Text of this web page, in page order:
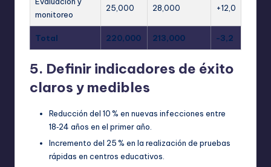
monitoreo
25,000 28,000 +12,0
Total 220,000 213,000 -3,2
5. Definir indicadores de éxito
claros y medibles
Reducción del 10 % en nuevas infecciones entre
18‑24 años en el primer año.
Incremento del 25 % en la realización de pruebas
rápidas en centros educativos.